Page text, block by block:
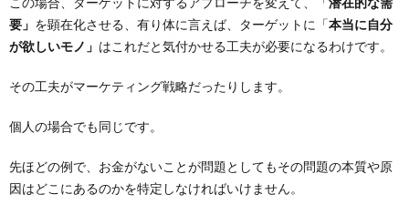
要」 を顕在化させる、有り体に言えば、ターゲットに「本当に自分
が欲しいモノ」 はこれだと気付かせる工夫が必要になるわけです。
その工夫がマーケティング戦略だったりします。
個人の場合でも同じです。
先ほどの例で、お金がないことが問題としてもその問題の本質や原
因はどこにあるのかを特定しなければいけません。